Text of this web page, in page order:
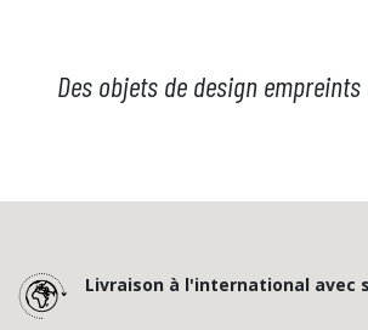
Des objets de design
Livraison à l'international avec